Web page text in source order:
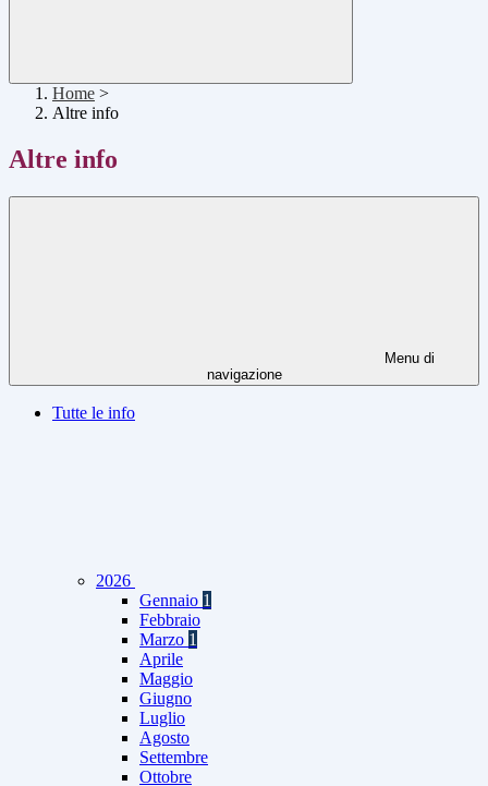
Home >
Altre info
Altre info
Menu di
navigazione
Tutte le info
2026
Gennaio 1
Febbraio
Marzo 1
Aprile
Maggio
Giugno
Luglio
Agosto
Settembre
Ottobre